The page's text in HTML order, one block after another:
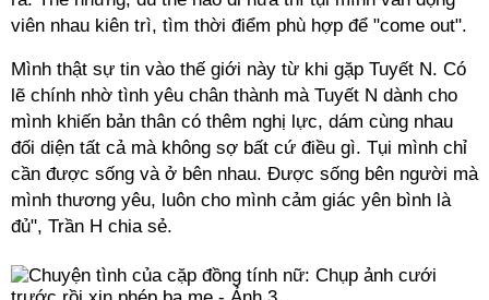
viên nhau kiên trì, tìm thời điểm phù hợp để "come out".
Mình thật sự tin vào thế giới này từ khi gặp Tuyết N. Có
lẽ chính nhờ tình yêu chân thành mà Tuyết N dành cho
mình khiến bản thân có thêm nghị lực, dám cùng nhau
đối diện tất cả mà không sợ bất cứ điều gì. Tụi mình chỉ
cần được sống và ở bên nhau. Được sống bên người mà
mình thương yêu, luôn cho mình cảm giác yên bình là
đủ", Trần H chia sẻ.